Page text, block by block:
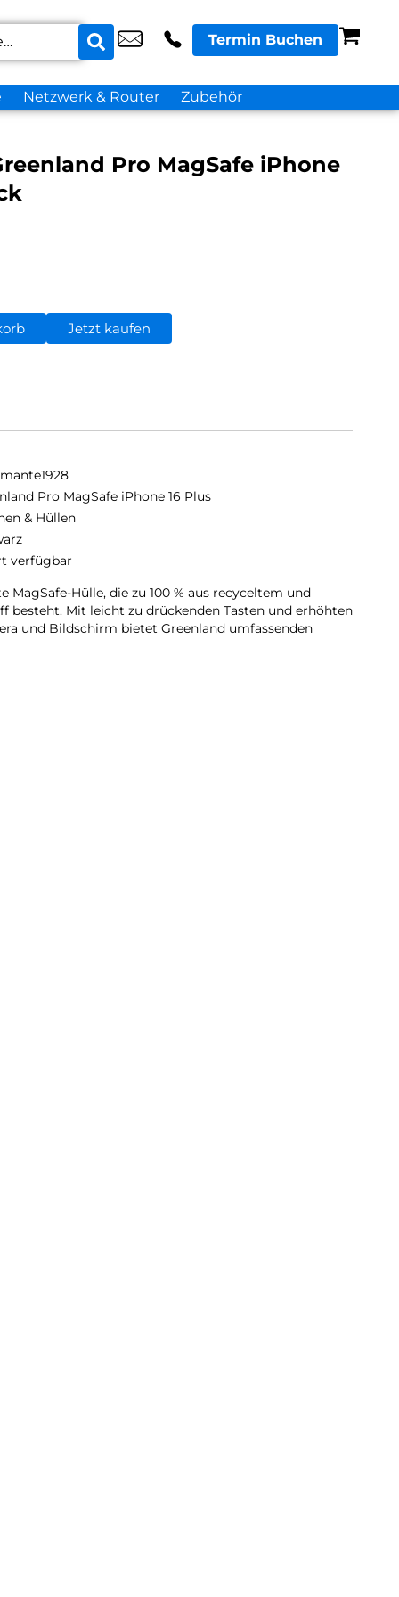
Termin Buchen
Netzwerk & Router Zubehör
Pro MagSafe iPhone
Jetzt kaufen
Pro MagSafe iPhone 16 Plus
& Hüllen
verfügbar
MagSafe-Hülle, die zu 100 % aus recyceltem und
besteht. Mit leicht zu drückenden Tasten und erhöhten
und Bildschirm bietet Greenland umfassenden